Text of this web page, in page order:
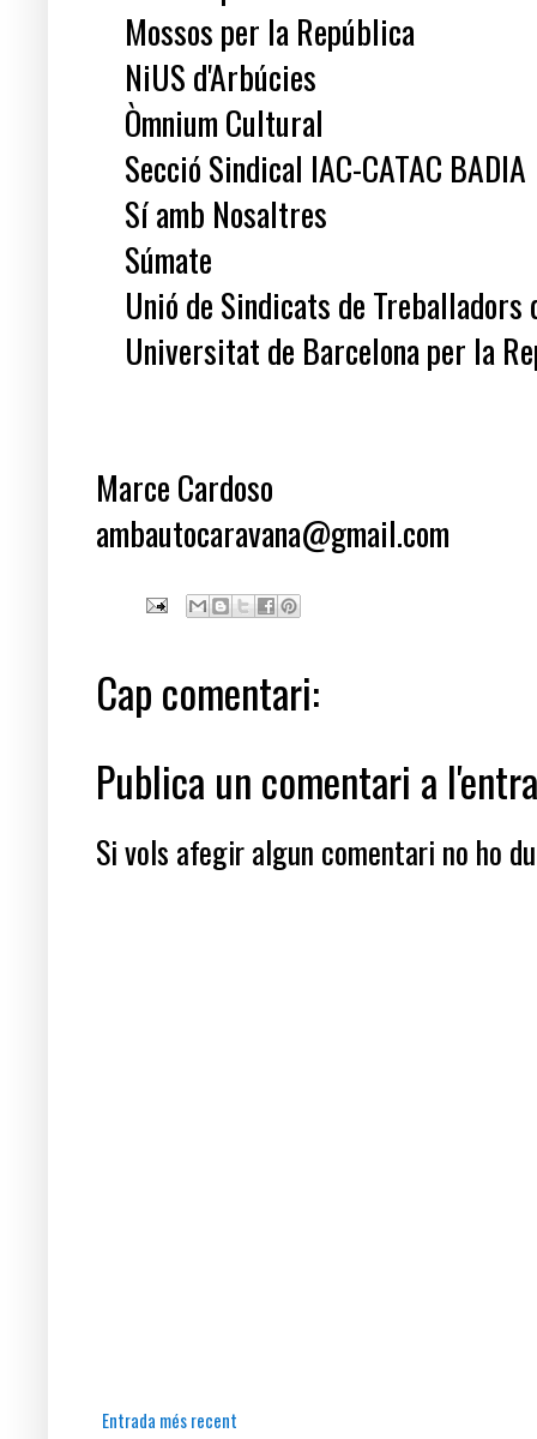
Mossos per la República
NiUS d'Arbúcies
Òmnium Cultural
Secció Sindical IAC-CATAC BADIA
Sí amb Nosaltres
Súmate
Unió de Sindicats de Treballadors
Universitat de Barcelona per la
Marce Cardoso
ambautocaravana@gmail.com
Cap comentari:
Publica un comentari a
Si vols afegir algun comentari no ho
Entrada més recent